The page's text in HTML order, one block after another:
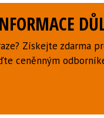
Získejte zdarma
ceněnným